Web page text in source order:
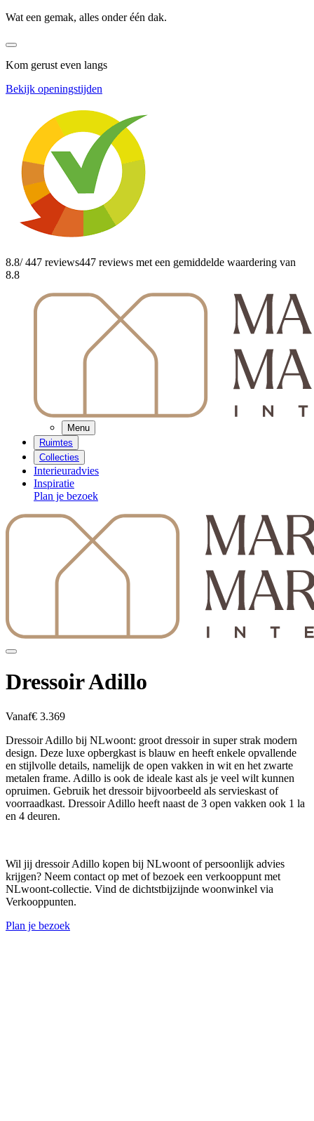
Wat een gemak, alles onder één dak.
Kom gerust even langs
Bekijk openingstijden
8.8/ 447 reviews447 reviews met een gemiddelde waardering van
8.8
Menu
Ruimtes
Collecties
Interieuradvies
Inspiratie
Plan je bezoek
Dressoir Adillo
Vanaf€ 3.369
Dressoir Adillo bij NLwoont: groot dressoir in super strak modern
design. Deze luxe opbergkast is blauw en heeft enkele opvallende
en stijlvolle details, namelijk de open vakken in wit en het zwarte
metalen frame. Adillo is ook de ideale kast als je veel wilt kunnen
opruimen. Gebruik het dressoir bijvoorbeeld als servieskast of
voorraadkast. Dressoir Adillo heeft naast de 3 open vakken ook 1 la
en 4 deuren.
Wil jij dressoir Adillo kopen bij NLwoont of persoonlijk advies
krijgen? Neem contact op met of bezoek een verkooppunt met
NLwoont-collectie. Vind de dichtstbijzijnde woonwinkel via
Verkooppunten.
Plan je bezoek